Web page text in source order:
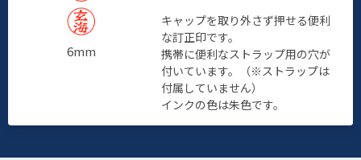
6mm
キャップを取り外さず押せる便利
な訂正印です。
携帯に便利なストラップ用の穴が
付いています。（※ストラップは
付属していません）
インクの色は朱色です。